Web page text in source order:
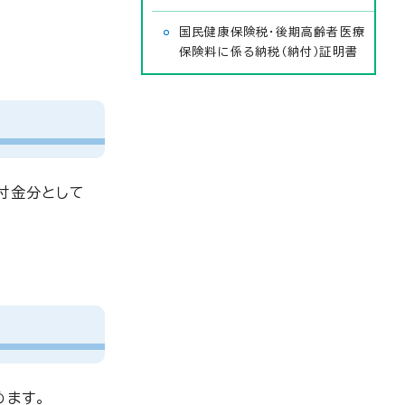
金分として
す。
国民健康保険税・後期高齢者医療
保険料に係る納税（納付）証明書